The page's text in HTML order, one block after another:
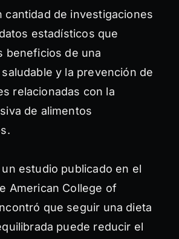
cantidad de investigaciones
estadísticos que
beneficios de una
y la prevención de
relacionadas con la
de alimentos
estudio publicado en el
American College of
que seguir una dieta
puede reducir el